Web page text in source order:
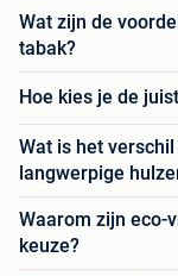
Wat zijn de
tabak?
Hoe kies je de
Wat is het
langwerpige
Waarom zijn eco-
keuze?